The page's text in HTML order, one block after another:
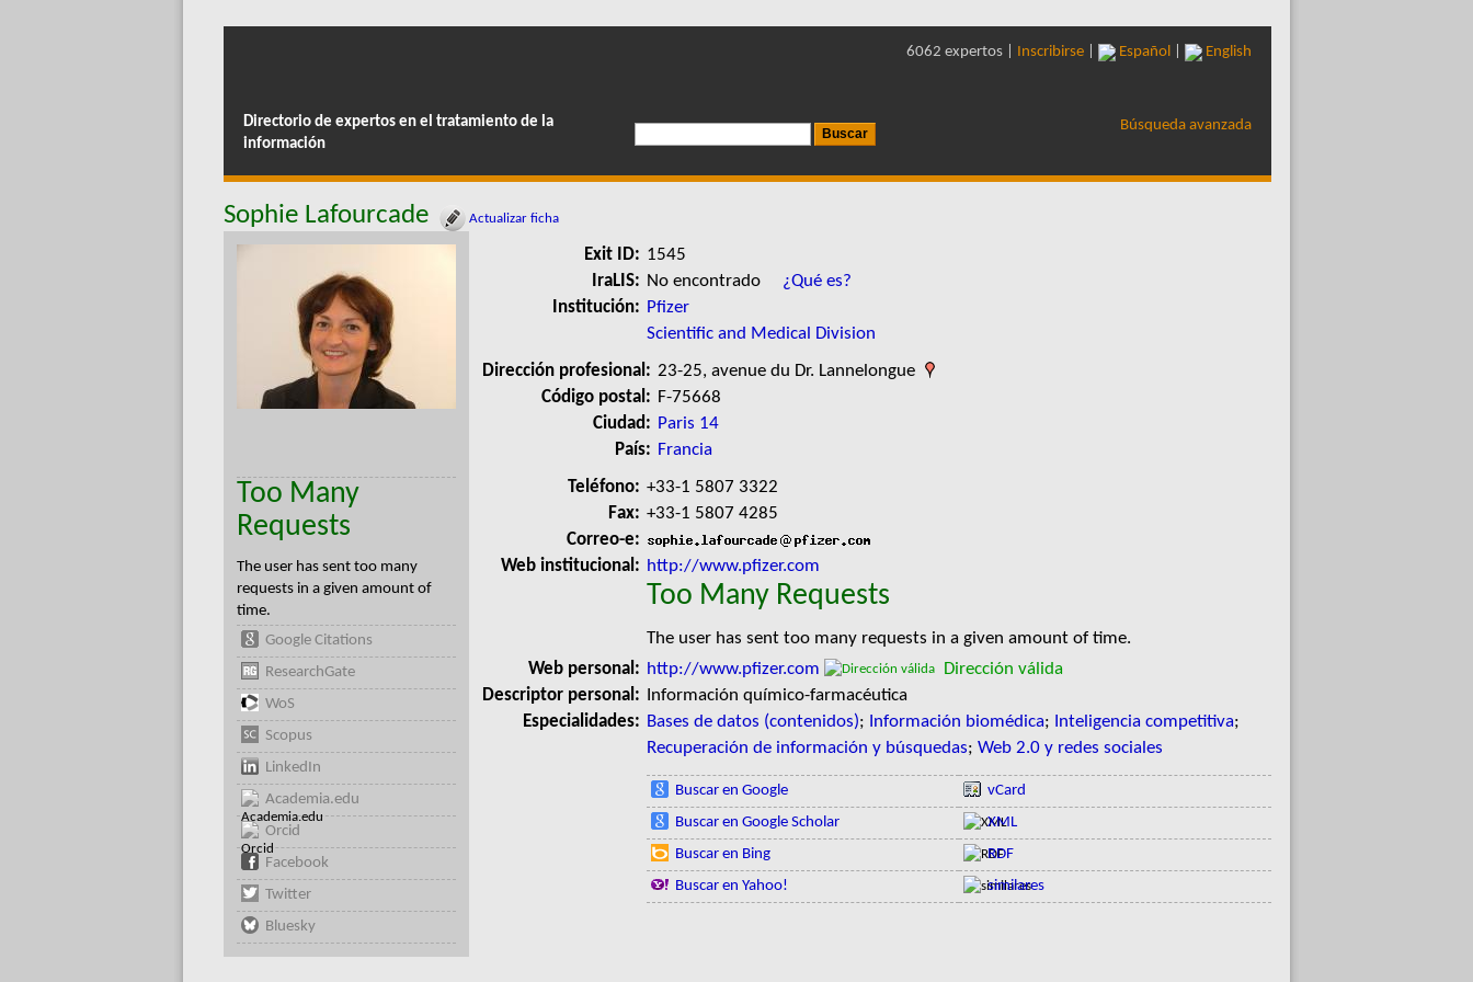
Directorio de expertos en el tratamiento de la
información
6062 expertos | Inscribirse Español English
Búsqueda avanzada
Sophie Lafourcade Actualizar ficha
Too Many
Requests
The user has sent too many
requests in a given amount of
time.
Google Citations
ResearchGate
WoS
Scopus
LinkedIn
Academia.edu
Orcid
Facebook
Twitter
Bluesky
Exit ID: 1545
IraLIS: No encontrado ¿Qué es?
Institución: Pfizer
Scientific and Medical Division
Dirección profesional: 23-25, avenue du Dr. Lannelongue
Código postal: F-75668
Ciudad: Paris 14
País: Francia
Teléfono: +33-1 5807 3322
Fax: +33-1 5807 4285
Correo-e:
Web institucional: http://www.pfizer.com
Too Many Requests
The user has sent too many requests in a given amount of time.
Web personal: http://www.pfizer.com
Dirección válida
Descriptor personal:
Información químico-farmacéutica
Especialidades: Bases de datos (contenidos); Información biomédica; Inteligencia competitiva;
Recuperación de información y búsquedas; Web 2.0 y redes sociales
Buscar en Google
Buscar en Google Scholar
Buscar en Bing
Buscar en Yahoo!
vCard
XML
RDF
similares